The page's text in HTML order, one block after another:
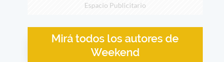
Espacio Publicitario
Mirá todos los autores de
Weekend